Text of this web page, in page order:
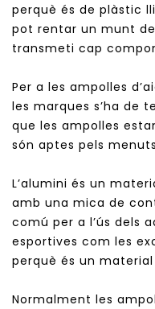
perquè és de plàstic
pot rentar un munt de
transmeti cap
Per a les ampolles
les marques s’ha de
que les ampolles
són aptes pels
L’alumini és un
amb una mica de
comú per a l’ús dels
esportives com les
perquè és un
Normalment les